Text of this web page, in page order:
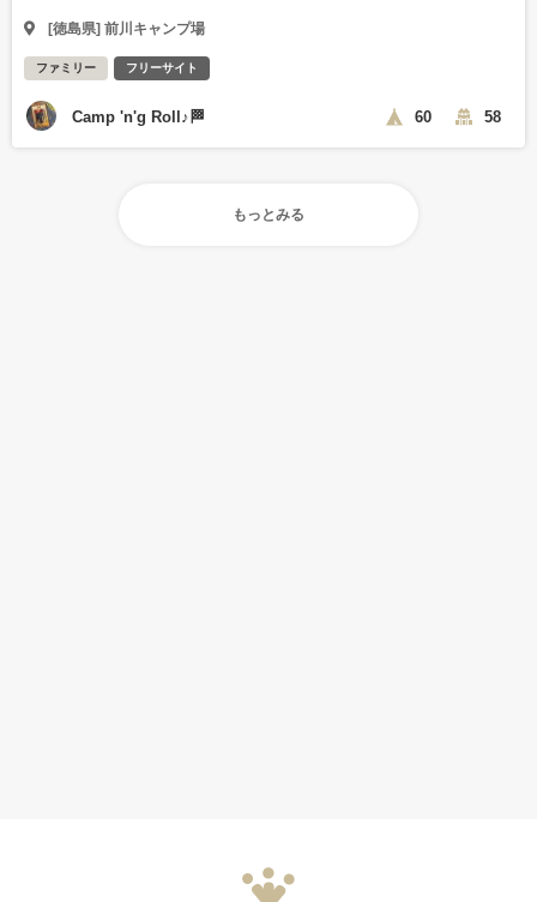
[徳島県] 前川キャンプ場
ファミリー フリーサイト
Camp 'n'g Roll♪🏁 60 58
もっとみる